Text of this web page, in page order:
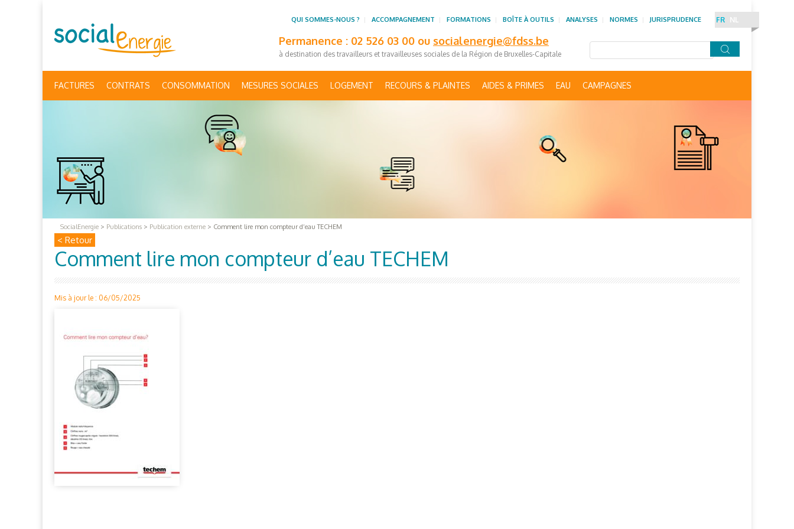
Permanence : 02 526 03 00 ou socialenergie@fdss.be
à destination des travailleurs et travailleuses sociales de la Région de Bruxelles-Capitale
QUI SOMMES-NOUS ? ACCOMPAGNEMENT FORMATIONS BOÎTE À OUTILS ANALYSES NORMES JURISPRUDENCE FR NL
FACTURES CONTRATS CONSOMMATION MESURES SOCIALES LOGEMENT RECOURS & PLAINTES AIDES & PRIMES EAU CAMPAGNES
SocialEnergie > Publications > Publication externe > Comment lire mon compteur d’eau TECHEM
< Retour
Comment lire mon compteur d’eau TECHEM
Mis à jour le : 06/05/2025